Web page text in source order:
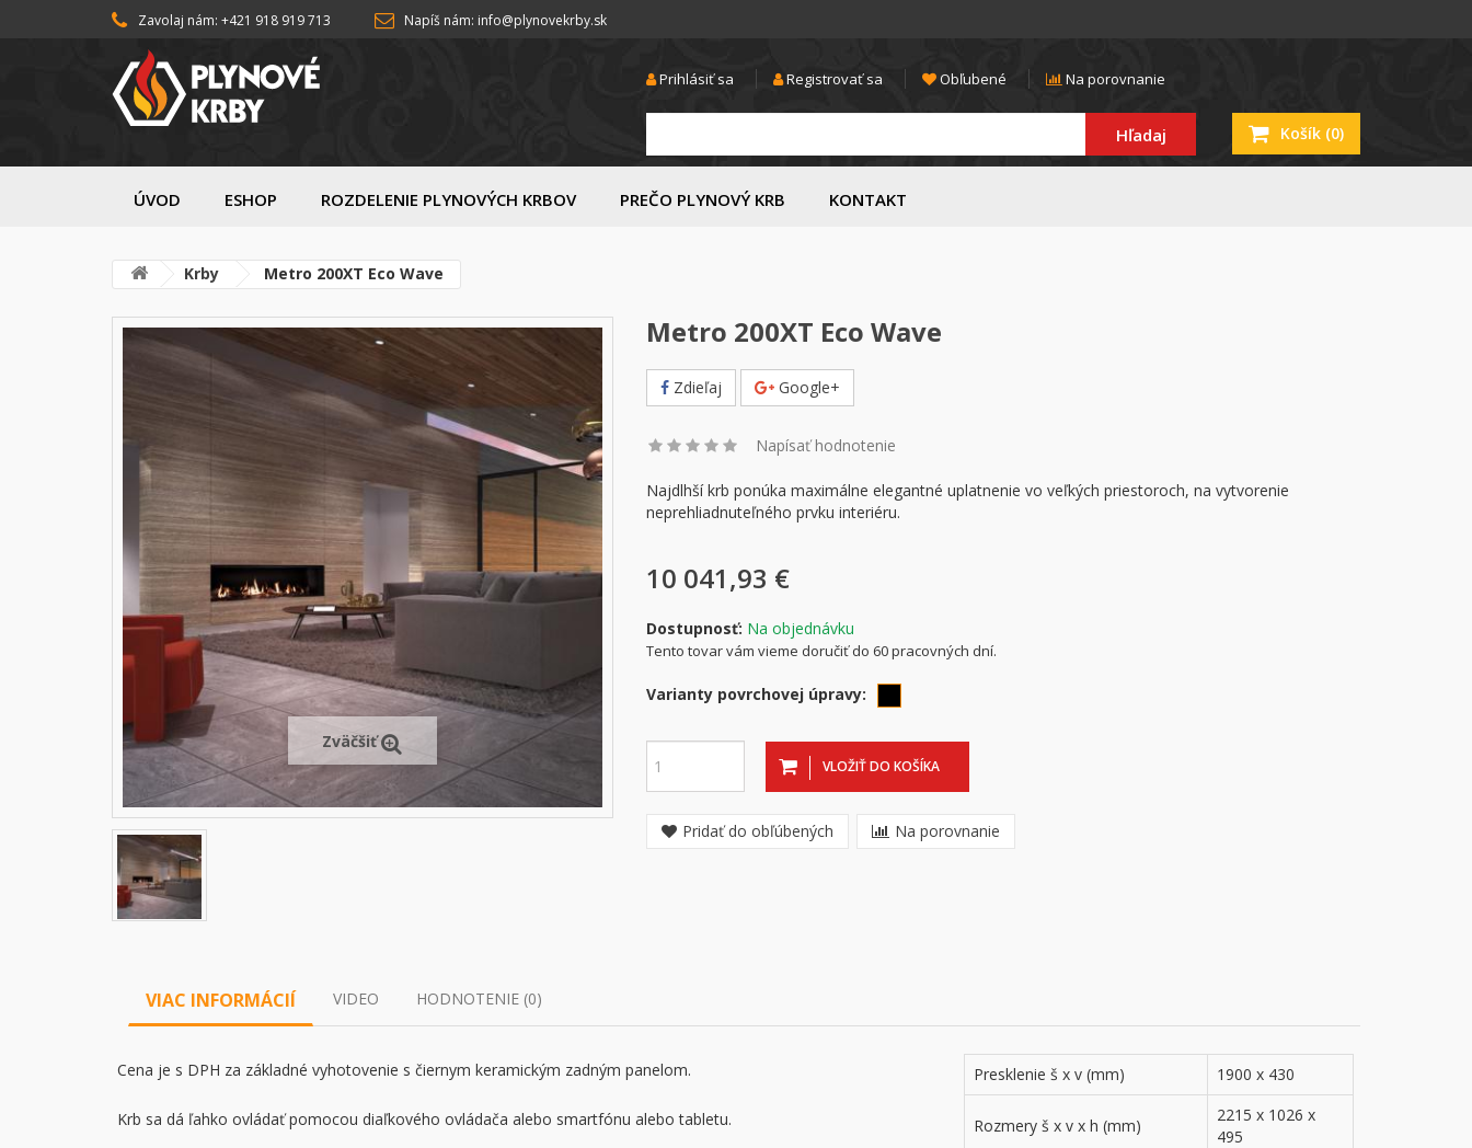
Zavolaj nám: +421 918 919 713 Napíš nám: info@plynovekrby.sk
Prihlásiť sa Registrovať sa Obľubené Na porovnanie
Hľadaj Košík (0)
ÚVOD ESHOP ROZDELENIE PLYNOVÝCH KRBOV PREČO PLYNOVÝ KRB KONTAKT
Krby Metro 200XT Eco Wave
Zväčšiť
Metro 200XT Eco Wave
Zdieľaj Google+
Napísať hodnotenie
Najdlhší krb ponúka maximálne elegantné uplatnenie vo veľkých priestoroch, na vytvorenie
neprehliadnuteľného prvku interiéru.
10 041,93 €
Dostupnosť: Na objednávku
Tento tovar vám vieme doručiť do 60 pracovných dní.
Varianty povrchovej úpravy:
VLOŽIŤ DO KOŠÍKA
Pridať do obľúbených Na porovnanie
VIAC INFORMÁCIÍ VIDEO HODNOTENIE (0)
Cena je s DPH za základné vyhotovenie s čiernym keramickým zadným panelom.
Krb sa dá ľahko ovládať pomocou diaľkového ovládača alebo smartfónu alebo tabletu.
Presklenie š x v (mm) 1900 x 430
Rozmery š x v x h (mm)
2215 x 1026 x
495